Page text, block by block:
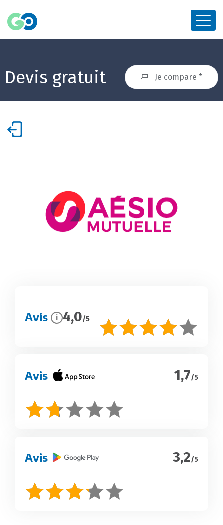
Devis gratuit Je compare *
Avis i 4,0/5
Avis 1,7/5
Avis 3,2/5